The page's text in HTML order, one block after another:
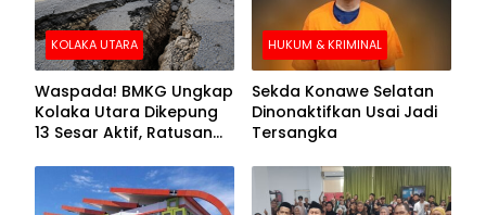
KOLAKA UTARA
Waspada! BMKG Ungkap
Kolaka Utara Dikepung
13 Sesar Aktif, Ratusan
HUKUM & KRIMINAL
Sekda Konawe Selatan
Dinonaktifkan Usai Jadi
Tersangka